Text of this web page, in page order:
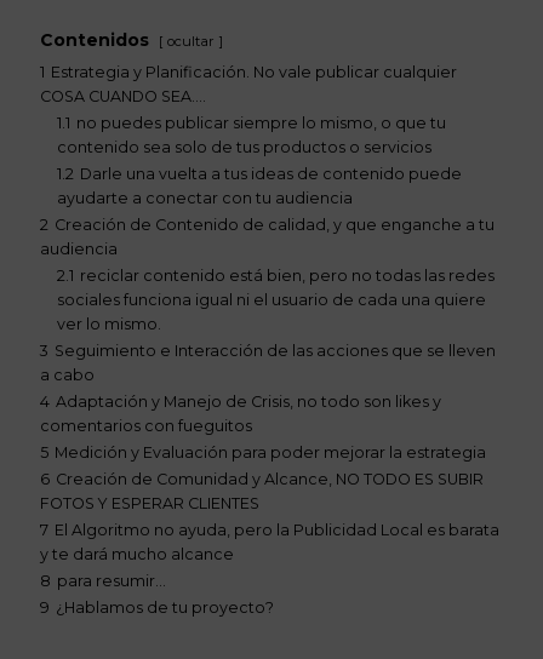
Contenidos ocultar
1 Estrategia y Planificación. No vale publicar cualquier
COSA CUANDO SEA….
1.1 no puedes publicar siempre lo mismo, o que tu
contenido sea solo de tus productos o servicios
1.2 Darle una vuelta a tus ideas de contenido puede
ayudarte a conectar con tu audiencia
2 Creación de Contenido de calidad, y que enganche a tu
audiencia
2.1 reciclar contenido está bien, pero no todas las redes
sociales funciona igual ni el usuario de cada una quiere
ver lo mismo.
3 Seguimiento e Interacción de las acciones que se lleven
a cabo
4 Adaptación y Manejo de Crisis, no todo son likes y
comentarios con fueguitos
5 Medición y Evaluación para poder mejorar la estrategia
6 Creación de Comunidad y Alcance, NO TODO ES SUBIR
FOTOS Y ESPERAR CLIENTES
7 El Algoritmo no ayuda, pero la Publicidad Local es barata
y te dará mucho alcance
8 para resumir…
9 ¿Hablamos de tu proyecto?